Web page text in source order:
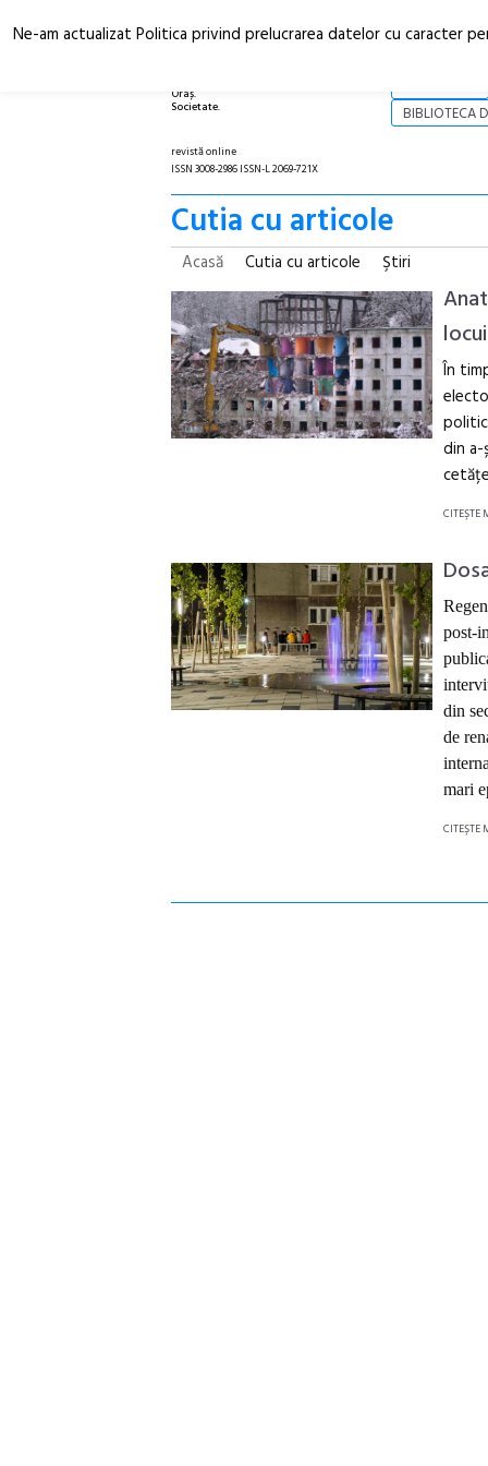
Oraș.
Societate.
BIBLIOTECA
revistă online
ISSN 3008-2986 ISSN-L 2069-721X
Cutia cu articole
Acasă Cutia cu articole Ştiri
În
din
CITEŞTE
post-
din
de
mari
CITEŞTE
Ne-am actualizat Politica privind prelucrarea datelor cu caracter